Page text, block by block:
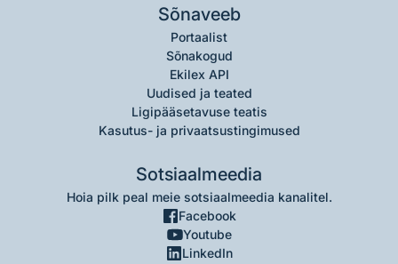
Sõnaveeb
Portaalist
Sõnakogud
Ekilex API
Uudised ja teated
Ligipääsetavuse teatis
Kasutus- ja privaatsustingimused
Sotsiaalmeedia
Hoia pilk peal meie sotsiaalmeedia kanalitel.
Facebook
Youtube
LinkedIn